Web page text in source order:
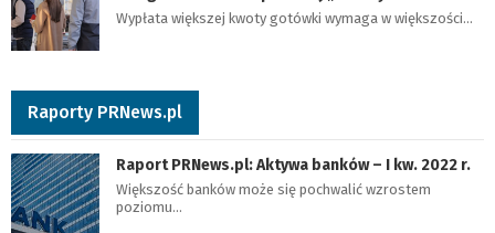
Wypłata większej kwoty gotówki wymaga w większości…
Raporty PRNews.pl
Raport PRNews.pl: Aktywa banków – I kw. 2022 r.
Większość banków może się pochwalić wzrostem
poziomu…